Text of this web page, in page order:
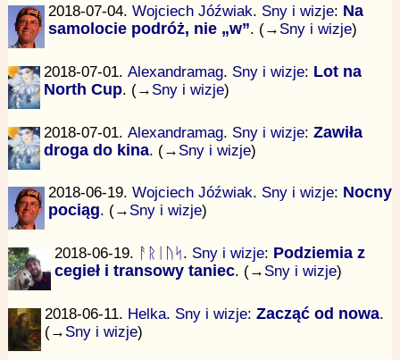
2018-07-04. Wojciech Jóźwiak. Sny i wizje: Na
samolocie podróż, nie „w”. (→ Sny i wizje)
2018-07-01. Alexandramag. Sny i wizje: Lot na
North Cup. (→ Sny i wizje)
2018-07-01. Alexandramag. Sny i wizje: Zawiła
droga do kina. (→ Sny i wizje)
2018-06-19. Wojciech Jóźwiak. Sny i wizje: Nocny
pociąg. (→ Sny i wizje)
2018-06-19. ᚨᚱᛁᚢᛋ. Sny i wizje: Podziemia z
cegieł i transowy taniec. (→ Sny i wizje)
2018-06-11. Helka. Sny i wizje:Zacząć od nowa.
(→ Sny i wizje)